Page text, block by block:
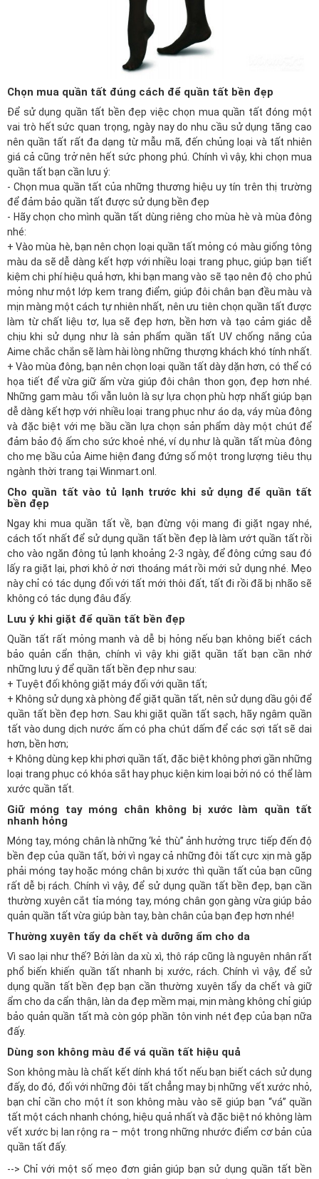
Chọn mua quần tất đúng cách để quần tất bền đẹp
Để sử dụng quần tất bền đẹp việc chọn mua quần tất đóng một
vai trò hết sức quan trọng, ngày nay do nhu cầu sử dụng tăng cao
nên quần tất rất đa dạng từ mẫu mã, đến chủng loại và tất nhiên
giá cả cũng trở nên hết sức phong phú. Chính vì vậy, khi chọn mua
quần tất bạn cần lưu ý:
- Chọn mua quần tất của những thương hiệu uy tín trên thị trường
để đảm bảo quần tất được sử dụng bền đẹp
- Hãy chọn cho mình quần tất dùng riêng cho mùa hè và mùa đông
nhé:
+ Vào mùa hè, bạn nên chọn loại quần tất mỏng có màu giống tông
màu da sẽ dễ dàng kết hợp với nhiều loại trang phục, giúp bạn tiết
kiệm chi phí hiệu quả hơn, khi bạn mang vào sẽ tạo nên độ cho phủ
mỏng như một lớp kem trang điểm, giúp đôi chân bạn đều màu và
mịn màng một cách tự nhiên nhất, nên ưu tiên chọn quần tất được
làm từ chất liệu tơ, lụa sẽ đẹp hơn, bền hơn và tạo cảm giác dễ
chịu khi sử dụng như là sản phẩm quần tất UV chống nắng của
Aime chắc chắn sẽ làm hài lòng những thượng khách khó tính nhất.
+ Vào mùa đông, bạn nên chọn loại quần tất dày dặn hơn, có thể có
họa tiết để vừa giữ ấm vừa giúp đôi chân thon gọn, đẹp hơn nhé.
Những gam màu tối vẫn luôn là sự lựa chọn phù hợp nhất giúp bạn
dễ dàng kết hợp với nhiều loại trang phục như áo dạ, váy mùa đông
và đặc biệt với mẹ bầu cần lựa chọn sản phẩm dày một chút để
đảm bảo độ ấm cho sức khoẻ nhé, ví dụ như là quần tất mùa đông
cho mẹ bầu của Aime hiện đang đứng số một trong lượng tiêu thụ
ngành thời trang tại Winmart.onl
Cho quần tất vào tủ lạnh trước khi sử dụng để quần tất
bền đẹp
Ngay khi mua quần tất về, bạn đừng vội mang đi giặt ngay nhé,
cách tốt nhất để sử dụng quần tất bền đẹp là làm ướt quần tất rồi
cho vào ngăn đông tủ lạnh khoảng 2-3 ngày, để đông cứng sau đó
lấy ra giặt lại, phơi khô ở nơi thoáng mát rồi mới sử dụng nhé. Mẹo
này chỉ có tác dụng đối với tất mới thôi đất, tất đi rồi đã bị nhão sẽ
không có tác dụng đâu đấy.
Lưu ý khi giặt để quần tất bền đẹp
Quần tất rất mỏng manh và dễ bị hỏng nếu bạn không biết cách
bảo quản cẩn thận, chính vì vậy khi giặt quần tất bạn cần nhớ
những lưu ý để quần tất bền đẹp như sau:
+ Tuyệt đối không giặt máy đối với quần tất;
+ Không sử dụng xà phòng để giặt quần tất, nên sử dụng dầu gội để
quần tất bền đẹp hơn. Sau khi giặt quần tất sạch, hãy ngâm quần
tất vào dung dịch nước ấm có pha chút dấm để các sợi tất sẽ dai
hơn, bền hơn;
+ Không dùng kẹp khi phơi quần tất, đặc biệt không phơi gần những
loại trang phục có khóa sắt hay phục kiện kim loại bởi nó có thể làm
xước quần tất.
Giữ móng tay móng chân không bị xước làm quần tất
nhanh hỏng
Móng tay, móng chân là những ‘kẻ thù” ảnh hưởng trực tiếp đến độ
bền đẹp của quần tất, bởi vì ngay cả những đôi tất cực xịn mà gặp
phải móng tay hoặc móng chân bị xước thì quần tất của bạn cũng
rất dễ bị rách. Chính vì vậy, để sử dụng quần tất bền đẹp, bạn cần
thường xuyên cắt tỉa móng tay, móng chân gọn gàng vừa giúp bảo
quản quần tất vừa giúp bàn tay, bàn chân của bạn đẹp hơn nhé!
Thường xuyên tẩy da chết và dưỡng ẩm cho da
Vì sao lại như thế? Bởi làn da xù xì, thô ráp cũng là nguyên nhân rất
phổ biến khiến quần tất nhanh bị xước, rách. Chính vì vậy, để sử
dụng quần tất bền đẹp bạn cần thường xuyên tẩy da chết và giữ
ẩm cho da cẩn thận, làn da đẹp mềm mại, mịn màng không chỉ giúp
bảo quản quần tất mà còn góp phần tôn vinh nét đẹp của bạn nữa
đấy.
Dùng son không màu để vá quần tất hiệu quả
Son không màu là chất kết dính khá tốt nếu bạn biết cách sử dụng
đấy, do đó, đối với những đôi tất chẳng may bị những vết xước nhỏ,
bạn chỉ cần cho một ít son không màu vào sẽ giúp bạn “vá” quần
tất một cách nhanh chóng, hiệu quả nhất và đặc biệt nó không làm
vết xước bị lan rộng ra – một trong những nhước điểm cơ bản của
quần tất đấy.
--> Chỉ với một số mẹo đơn giản giúp bạn sử dụng quần tất bền